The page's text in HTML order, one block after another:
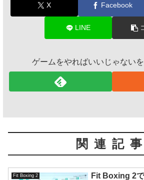
X Facebook
LINE
ゲームをやればいいじゃない
関連記事
Fit Boxing 2
Fit Boxing 2